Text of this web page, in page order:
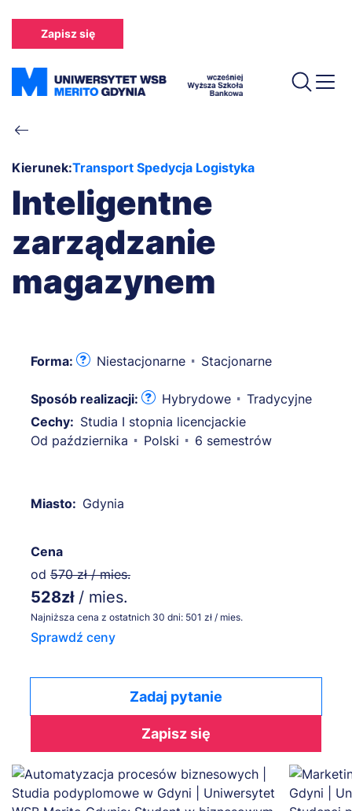
treści
Zapisz się
Ścieżka
nawigacyjna
Kierunek:Transport Spedycja Logistyka
Inteligentne
zarządzanie
magazynem
Forma: Niestacjonarne Stacjonarne
Sposób realizacji: Hybrydowe
Tradycyjne
Cechy: Studia I stopnia licencjackie
Od października
Polski 6 semestrów
Miasto: Gdynia
Cena
od 570 zł / mies.
528zł / mies.
Najniższa cena z ostatnich 30 dni: 501 zł / mies.
Sprawdź ceny
Zadaj pytanie
Zapisz się